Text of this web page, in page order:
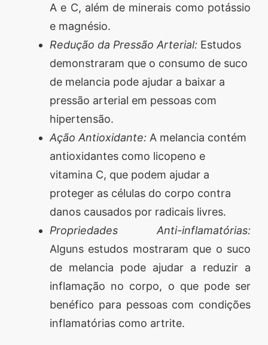
A e C, além de minerais como potássio
e magnésio.
Redução da Pressão Arterial: Estudos
demonstraram que o consumo de suco
de melancia pode ajudar a baixar a
pressão arterial em pessoas com
hipertensão.
Ação Antioxidante: A melancia contém
antioxidantes como licopeno e
vitamina C, que podem ajudar a
proteger as células do corpo contra
danos causados por radicais livres.
Propriedades Anti-inflamatórias:
Alguns estudos mostraram que o suco
de melancia pode ajudar a reduzir a
inflamação no corpo, o que pode ser
benéfico para pessoas com condições
inflamatórias como artrite.